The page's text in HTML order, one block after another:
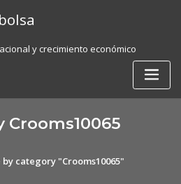
y crecimiento económico
Crooms10065
category "Crooms10065"